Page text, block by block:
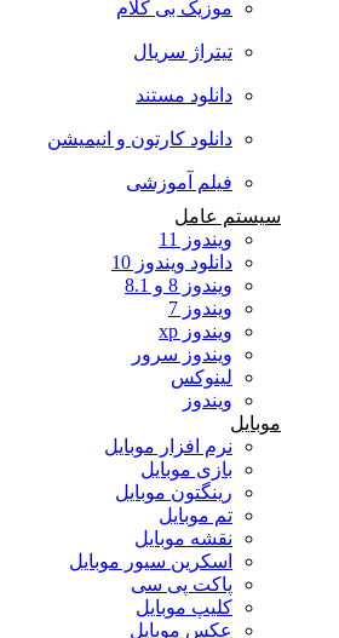
موزیک بی کلام
تیتراژ سریال
دانلود مستند
دانلود کارتون و انیمیشن
فیلم آموزشی
سیستم عامل
ویندوز 11
دانلود ویندوز 10
ویندوز 8 و 8.1
ویندوز 7
ویندوز xp
ویندوز سرور
لینوکس
ویندوز
موبایل
نرم افزار موبایل
بازی موبایل
رینگتون موبایل
تم موبایل
نقشه موبایل
اسکرین سیور موبایل
پاکت پی سی
کلیپ موبایل
عکس موبایل